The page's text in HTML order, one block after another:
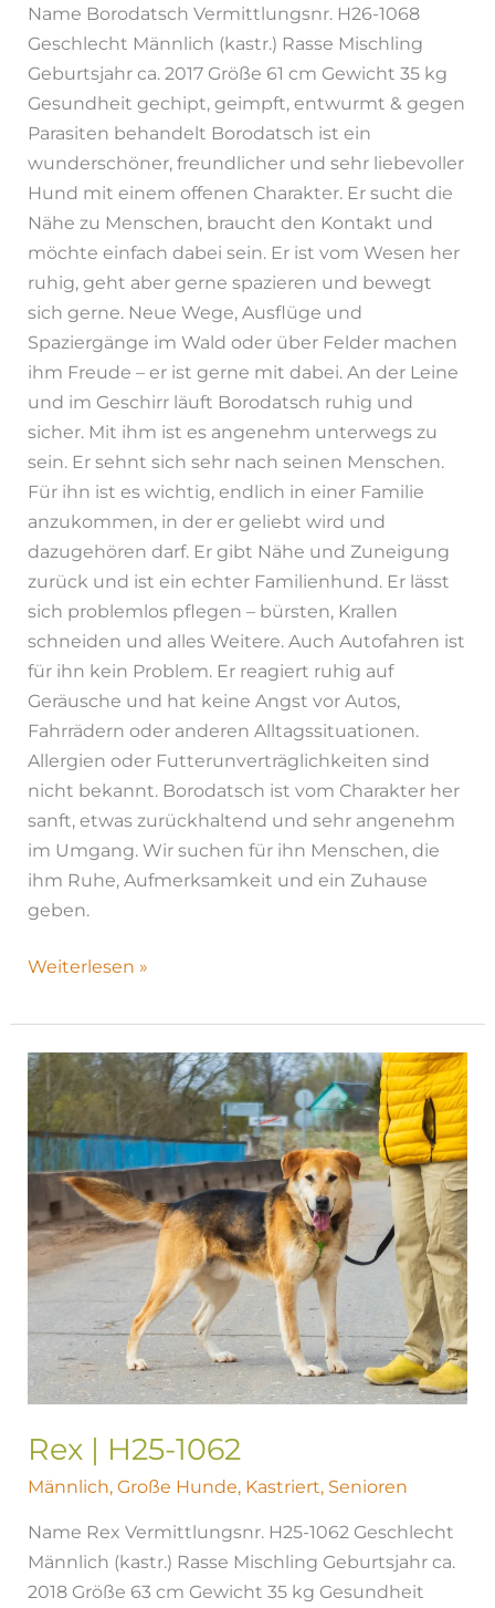
Name Borodatsch Vermittlungsnr. H26-1068
Geschlecht Männlich (kastr.) Rasse Mischling
Geburtsjahr ca. 2017 Größe 61 cm Gewicht 35 kg
Gesundheit gechipt, geimpft, entwurmt & gegen
Parasiten behandelt Borodatsch ist ein
wunderschöner, freundlicher und sehr liebevoller
Hund mit einem offenen Charakter. Er sucht die
Nähe zu Menschen, braucht den Kontakt und
möchte einfach dabei sein. Er ist vom Wesen her
ruhig, geht aber gerne spazieren und bewegt
sich gerne. Neue Wege, Ausflüge und
Spaziergänge im Wald oder über Felder machen
ihm Freude – er ist gerne mit dabei. An der Leine
und im Geschirr läuft Borodatsch ruhig und
sicher. Mit ihm ist es angenehm unterwegs zu
sein. Er sehnt sich sehr nach seinen Menschen.
Für ihn ist es wichtig, endlich in einer Familie
anzukommen, in der er geliebt wird und
dazugehören darf. Er gibt Nähe und Zuneigung
zurück und ist ein echter Familienhund. Er lässt
sich problemlos pflegen – bürsten, Krallen
schneiden und alles Weitere. Auch Autofahren ist
für ihn kein Problem. Er reagiert ruhig auf
Geräusche und hat keine Angst vor Autos,
Fahrrädern oder anderen Alltagssituationen.
Allergien oder Futterunverträglichkeiten sind
nicht bekannt. Borodatsch ist vom Charakter her
sanft, etwas zurückhaltend und sehr angenehm
im Umgang. Wir suchen für ihn Menschen, die
ihm Ruhe, Aufmerksamkeit und ein Zuhause
geben.
Weiterlesen »
Rex | H25-1062
Männlich,Große Hunde, Kastriert, Senioren
Name Rex Vermittlungsnr. H25-1062 Geschlecht
Männlich (kastr.) Rasse Mischling Geburtsjahr ca.
2018 Größe 63 cm Gewicht 35 kg Gesundheit
Rex
|
H25-
1062